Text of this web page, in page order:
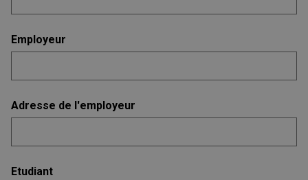
Employeur
Adresse de l'employeur
Etudiant